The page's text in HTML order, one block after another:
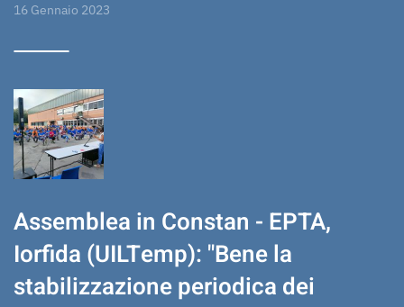
16 Gennaio 2023
Assemblea in Constan - EPTA,
Iorfida (UILTemp): "Bene la
stabilizzazione periodica dei